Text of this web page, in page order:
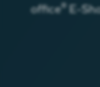
office®E-